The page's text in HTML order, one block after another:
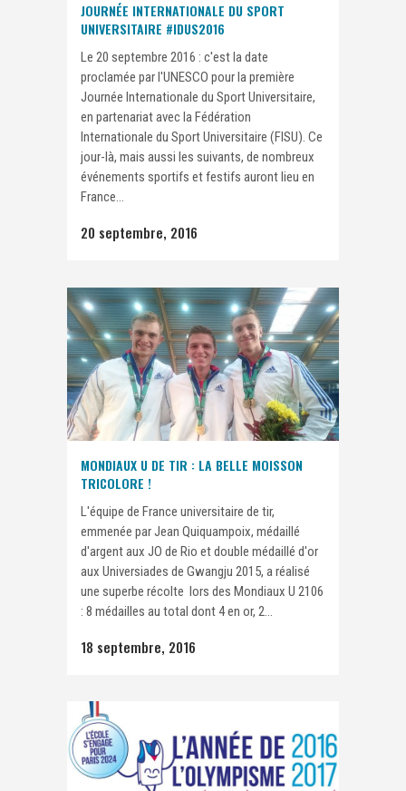
JOURNÉE INTERNATIONALE DU SPORT
UNIVERSITAIRE #IDUS2016
Le 20 septembre 2016 : c'est la date
proclamée par l'UNESCO pour la première
Journée Internationale du Sport Universitaire,
en partenariat avec la Fédération
Internationale du Sport Universitaire (FISU). Ce
jour-là, mais aussi les suivants, de nombreux
événements sportifs et festifs auront lieu en
France...
20 septembre, 2016
MONDIAUX U DE TIR : LA BELLE MOISSON
TRICOLORE !
L'équipe de France universitaire de tir,
emmenée par Jean Quiquampoix, médaillé
d'argent aux JO de Rio et double médaillé d'or
aux Universiades de Gwangju 2015, a réalisé
une superbe récolte lors des Mondiaux U 2106
: 8 médailles au total dont 4 en or, 2...
18 septembre, 2016